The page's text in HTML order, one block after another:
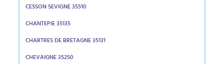
CESSON SEVIGNE 35510
CHANTEPIE 35135
CHARTRES DE BRETAGNE 35131
CHEVAIGNE 35250